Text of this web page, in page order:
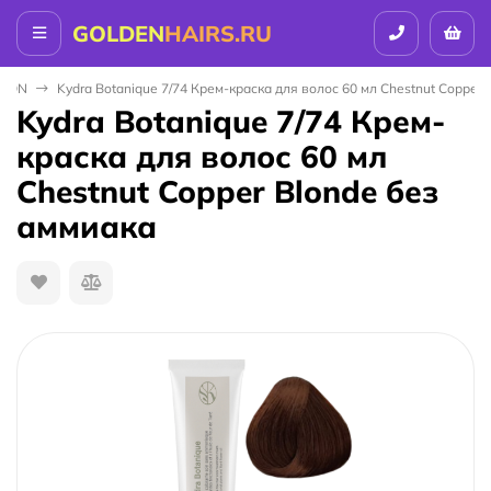
GOLDENHAIRS.RU
Kydra Botanique 7/74 Крем-краска для волос 60 мл Chestnut Copper
Kydra Botanique 7/74 Крем-
краска для волос 60 мл
Chestnut Copper Blonde без
аммиака